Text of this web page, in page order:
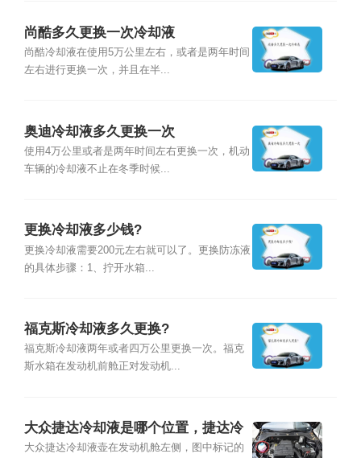
尚酷多久更换一次冷却液
尚酷冷却液在使用5万公里左右，或者是两年时间
左右进行更换一次，并且在半...
奥迪冷却液多久更换一次
使用4万公里或者是两年时间左右更换一次，机动
车辆的冷却液不止在冬季时候...
更换冷却液多少钱?
更换冷却液需要200元左右就可以了。更换防冻液
的具体步骤：1、拧开水箱...
福克斯冷却液多久更换?
福克斯冷却液两年或者四万公里更换一次。福克
斯水箱在发动机前舱正对发动机...
大众捷达冷却液是哪个位置，捷达冷
却液多久换一次
大众捷达冷却液壶在发动机舱左侧，图中标记的